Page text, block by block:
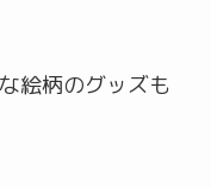
絵柄のグッズも